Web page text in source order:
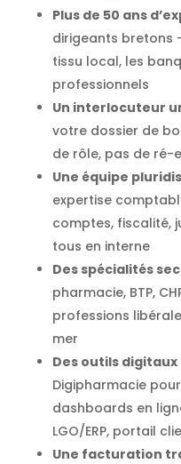
Plus de 50 ans
dirigeants bretons
tissu local, les
professionnels
Un interlocuteur
votre dossier de
de rôle, pas de ré-
Une équipe
expertise
comptes, fiscalité,
tous en interne
Des spécialités
pharmacie, BTP,
professions
mer
Des outils
Digipharmacie
dashboards en
LGO/ERP, portail
Une facturation